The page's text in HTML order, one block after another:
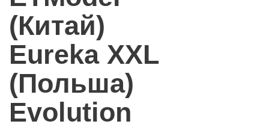
(Китай)
Eureka XXL
(Польша)
Evolution